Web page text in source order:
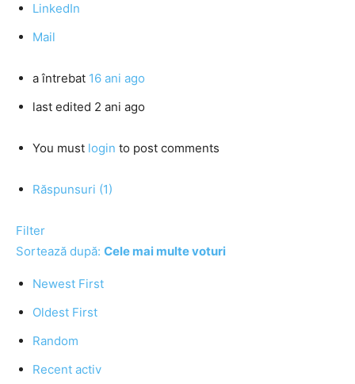
LinkedIn
Mail
a întrebat 16 ani ago
last edited 2 ani ago
You must login to post comments
Răspunsuri (1)
Filter
Sortează după: Cele mai multe voturi
Newest First
Oldest First
Random
Recent activ